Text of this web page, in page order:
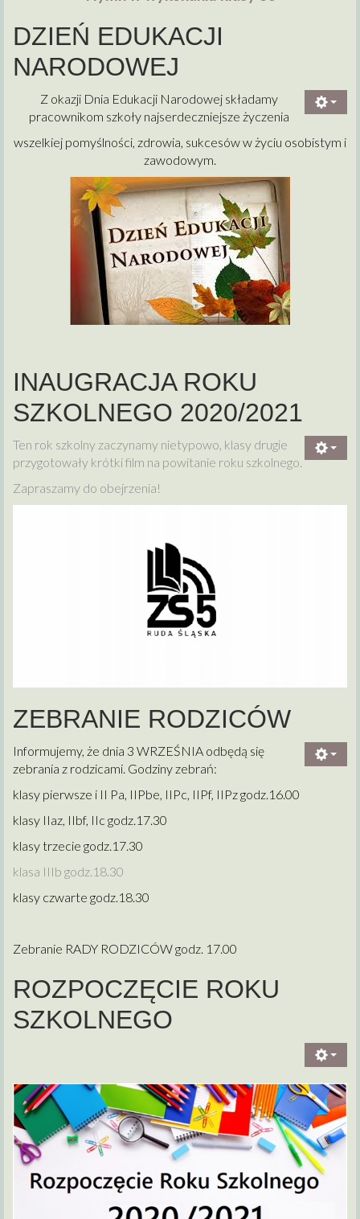
DZIEŃ EDUKACJI
NARODOWEJ
Z okazji Dnia Edukacji Narodowej składamy
pracownikom szkoły najserdeczniejsze życzenia
wszelkiej pomyślności, zdrowia, sukcesów w życiu osobistym i
zawodowym.
INAUGRACJA ROKU
SZKOLNEGO 2020/2021
Ten rok szkolny zaczynamy nietypowo, klasy drugie
przygotowały krótki film na powitanie roku szkolnego.
Zapraszamy do obejrzenia!
ZEBRANIE RODZICÓW
Informujemy, że dnia 3 WRZEŚNIA odbędą się
zebrania z rodzicami. Godziny zebrań:
klasy pierwsze i II Pa, IIPbe, IIPc, IIPf, IIPz godz.16.00
klasy IIaz, IIbf, IIc godz.17.30
klasy trzecie godz.17.30
klasa IIIb godz.18.30
klasy czwarte godz.18.30
Zebranie RADY RODZICÓW godz. 17.00
ROZPOCZĘCIE ROKU
SZKOLNEGO